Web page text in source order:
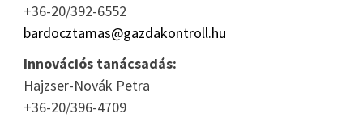
+36-20/392-6552
bardocztamas@gazdakontroll.hu
Innovációs tanácsadás:
Hajzser-Novák Petra
+36-20/396-4709